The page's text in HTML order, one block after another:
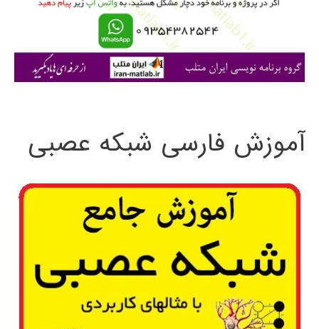
ی
آموزش فارسی شبکه عصبی